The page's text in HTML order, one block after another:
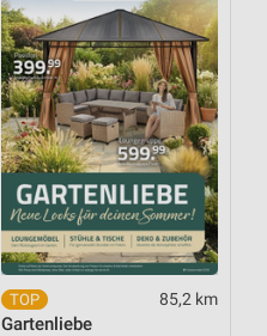
85,2 km
Gartenliebe